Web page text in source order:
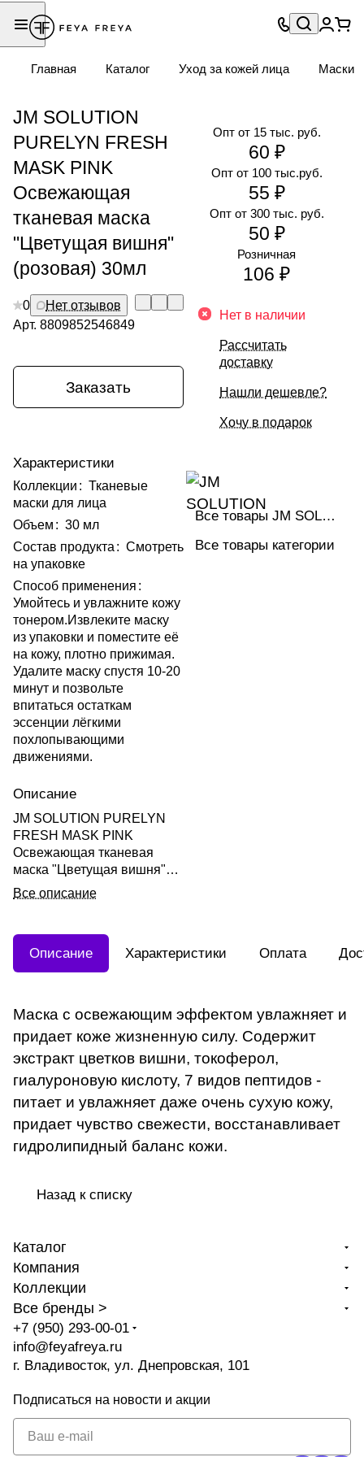
Главная Каталог Уход за кожей лица Маски
JM SOLUTION
PURELYN FRESH
MASK PINK
Освежающая
тканевая маска
"Цветущая вишня"
(розовая) 30мл
0
Нет отзывов
Арт. 8809852546849
Заказать
Характеристики
Коллекции : Тканевые
маски для лица
Объем : 30 мл
Состав продукта : Смотреть
на упаковке
Способ применения :
Умойтесь и увлажните кожу
тонером.Извлеките маску
из упаковки и поместите её
на кожу, плотно прижимая.
Удалите маску спустя 10-20
минут и позвольте
впитаться остаткам
эссенции лёгкими
похлопывающими
движениями.
Описание
JM SOLUTION PURELYN
FRESH MASK PINK
Освежающая тканевая
маска "Цветущая вишня"
(розовая) 30мл
Все описание
Опт от 300 тыс. руб.
50 ₽
Опт от 15 тыс. руб.
60 ₽
Опт от 100 тыс.руб.
55 ₽
Розничная
106 ₽
Нет в наличии
Рассчитать
доставку
Нашли дешевле?
Хочу в подарок
Все товары JM SOLUTION
Все товары категории
Описание Характеристики Оплата
Маска с освежающим эффектом увлажняет и
придает коже жизненную силу. Содержит
экстракт цветков вишни, токоферол,
гиалуроновую кислоту, 7 видов пептидов -
питает и увлажняет даже очень сухую кожу,
придает чувство свежести, восстанавливает
гидролипидный баланс кожи.
Назад к списку
Каталог
Компания
Коллекции
Все бренды >
+7 (950) 293-00-01
info@feyafreya.ru
г. Владивосток, ул. Днепровская, 101
Подписаться на новости и акции